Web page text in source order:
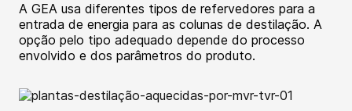
A GEA usa diferentes tipos de refervedores para a
entrada de energia para as colunas de destilação. A
opção pelo tipo adequado depende do processo
envolvido e dos parâmetros do produto.